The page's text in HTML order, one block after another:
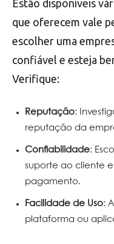
Estão disponíveis
que oferecem vale
escolher uma
confiável e esteja
Verifique:
Reputação:
reputação da
Confiabilidade:
suporte ao cliente
pagamento.
Facilidade de Uso:
plataforma ou